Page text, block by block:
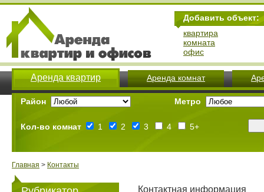
Добавить объект:
квартира
комната
офис
Аренда квартир Аренда комнат
Район Метро
Кол-во комнат 1 2 3 4 5+
Главная > Контакты
Контактная информация